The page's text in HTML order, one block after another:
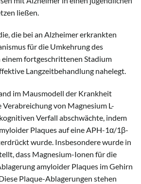
ließen.
die bei an Alzheimer erkrankten
für die Umkehrung des
fortgeschrittenen Stadium
Langzeitbehandlung nahelegt.
im Mausmodell der Krankheit
Verabreichung von Magnesium L-
Verfall abschwächte, indem
Plaques auf eine APH-1α/1β-
wurde. Insbesondere wurde in
dass Magnesium-Ionen für die
amyloider Plaques im Gehirn
Plaque-Ablagerungen stehen